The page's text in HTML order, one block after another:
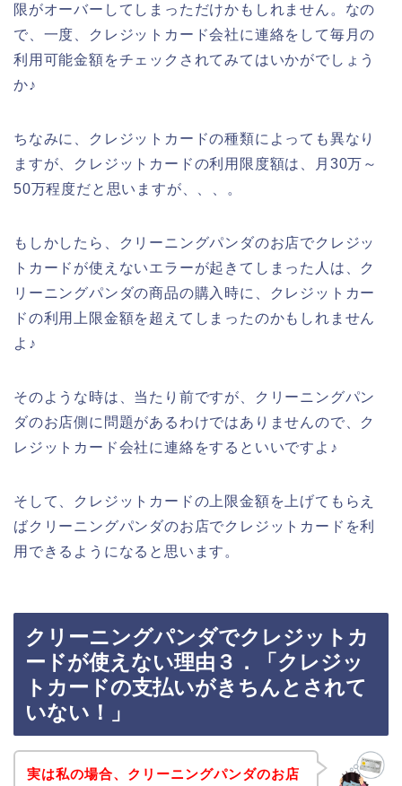
限がオーバーしてしまっただけかもしれません。なの
で、一度、クレジットカード会社に連絡をして毎月の
利用可能金額をチェックされてみてはいかがでしょう
か♪
ちなみに、クレジットカードの種類によっても異なり
ますが、クレジットカードの利用限度額は、月30万～
50万程度だと思いますが、、、。
もしかしたら、クリーニングパンダのお店でクレジッ
トカードが使えないエラーが起きてしまった人は、ク
リーニングパンダの商品の購入時に、クレジットカー
ドの利用上限金額を超えてしまったのかもしれません
よ♪
そのような時は、当たり前ですが、クリーニングパン
ダのお店側に問題があるわけではありませんので、ク
レジットカード会社に連絡をするといいですよ♪
そして、クレジットカードの上限金額を上げてもらえ
ばクリーニングパンダのお店でクレジットカードを利
用できるようになると思います。
クリーニングパンダでクレジットカ
ードが使えない理由３．「クレジッ
トカードの支払いがきちんとされて
いない！」
実は私の場合、クリーニングパンダのお店